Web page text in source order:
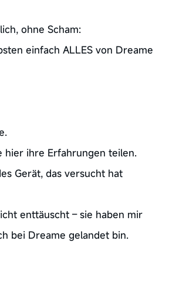
ohne Scham:
einfach ALLES von Dreame
hier ihre Erfahrungen teilen.
Gerät, das versucht hat
enttäuscht – sie haben mir
bei Dreame gelandet bin.